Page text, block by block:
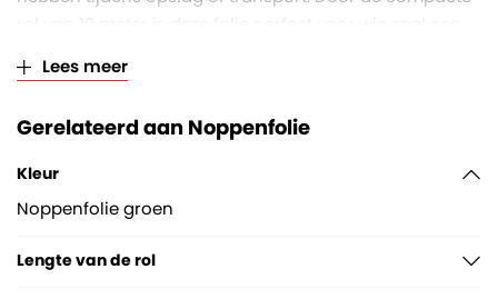
breekbare voorwerpen, geschenken of elektronica. De
waardoor uw producten veilig blijven, zelfs tijdens het
transport.
Lees meer
Gerelateerd aan Noppenfolie
Kleur
Noppenfolie groen
Lengte van de rol